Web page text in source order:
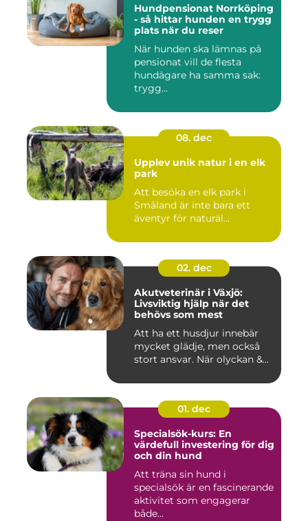
Hundpensionat Norrköping
- så hittar hunden en trygg
plats när du reser
När hunden ska lämnas på
pensionat vill de flesta
hundägare ha samma sak:
trygg...
08. dec
Upplev unik natur i en elk
park
Att besöka en elk park i
Småland är inte bara ett
äventyr för naturäl...
02. dec
Akutveterinär i Växjö:
Livsviktig hjälp när det
behövs som mest
Att ha ett husdjur innebär
mycket glädje, men också
stort ansvar. När olyckan &...
01. dec
Specialsök-kurs: En
värdefull investering för dig
och din hund
Att träna sin hund i
specialsök är en fascinerande
aktivitet som engagerar
både...